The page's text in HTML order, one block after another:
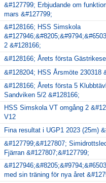
&#127799; Erbjudande om
mars &#127799;
&#128166; HSS Simskola
2 &#128166;
&#128166; Årets första
&#128204; HSS Årsmöte 230318
&#128166; Årets första 5
Sandviken 5/2 &#128166;
HSS Simskola VT omgång 2
V12
Fina resultat i UGP1 2023 (25m)
&#127799;&#127807;
Fjärran &#127807;&#127799;
med sin träning för nya året